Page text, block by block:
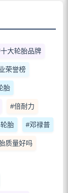
大轮胎品牌
荣誉榜
胎
#倍耐力
胎 #邓禄普
质量好吗